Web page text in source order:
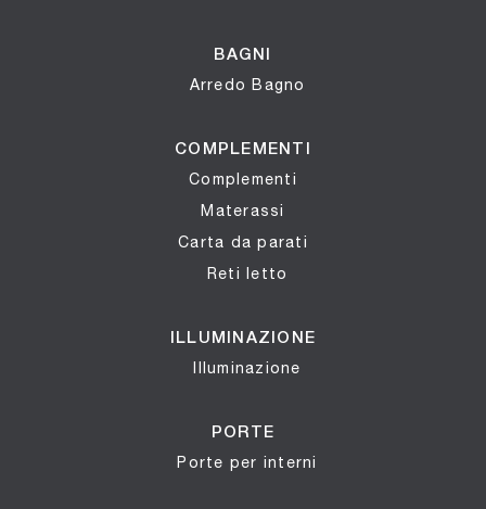
BAGNI
Arredo Bagno
COMPLEMENTI
Complementi
Materassi
Carta da parati
Reti letto
ILLUMINAZIONE
Illuminazione
PORTE
Porte per interni